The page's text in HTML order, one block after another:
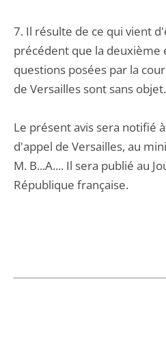
7. Il résulte de ce qui vient
précédent que la deuxième
questions posées par la
de Versailles sont sans objet.
Le présent avis sera notifié
d'appel de Versailles, au
M. B...A.... Il sera publié au
République française.